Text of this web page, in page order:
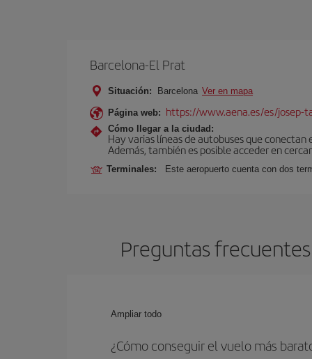
Barcelona-El Prat
Situación: Barcelona Ver en mapa
Página web: https://www.aena.es/es/josep-
Cómo llegar a la ciudad:
Hay varias líneas de autobuses que
Además, también es posible acceder en
Terminales: Este aeropuerto cuenta con dos
Preguntas
Ampliar todo
¿Cómo conseguir el vuelo más